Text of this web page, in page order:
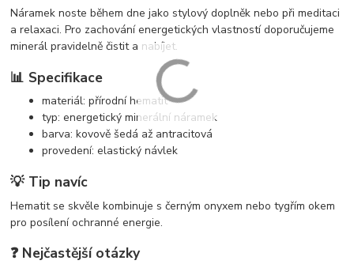
Náramek noste během dne jako stylový doplněk nebo při meditaci
a relaxaci. Pro zachování energetických vlastností doporučujeme
minerál pravidelně čistit a nabíjet.
📊 Specifikace
materiál: přírodní hematit
typ: energetický minerální náramek
barva: kovově šedá až antracitová
provedení: elastický návlek
💡 Tip navíc
Hematit se skvěle kombinuje s černým onyxem nebo tygřím okem
pro posílení ochranné energie.
❓ Nejčastější otázky